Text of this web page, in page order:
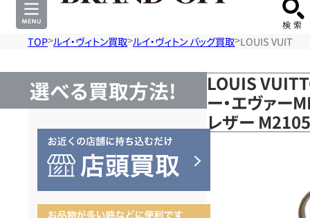
TOP ルイ・ヴィトン買取 ルイ・ヴィトン バッグ買取 LOUIS
選べる買取方法!
LOUIS
ー・エヴァー
レザー